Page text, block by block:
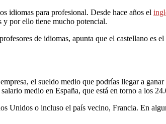
idiomas para profesional. Desde hace años el
y por ello tiene mucho potencial.
de idiomas, apunta que el castellano es
el sueldo medio que podrías llegar a
medio en España, que está en torno a los
Unidos o incluso el país vecino, Francia. En